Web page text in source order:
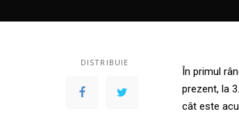
DISTRIBUIE
În primul
prezent, la
cât este